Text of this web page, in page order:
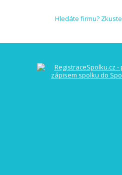
Hledáte firmu? Zkuste